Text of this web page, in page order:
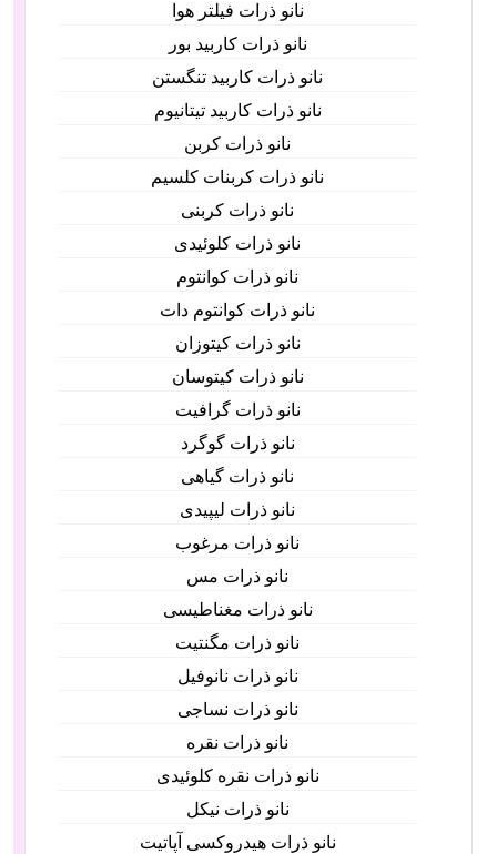
نانو ذرات فیلتر هوا
نانو ذرات کاربید بور
نانو ذرات کاربید تنگستن
نانو ذرات کاربید تیتانیوم
نانو ذرات کربن
نانو ذرات کربنات کلسیم
نانو ذرات کربنی
نانو ذرات کلوئیدی
نانو ذرات کوانتوم
نانو ذرات کوانتوم دات
نانو ذرات کیتوزان
نانو ذرات کیتوسان
نانو ذرات گرافیت
نانو ذرات گوگرد
نانو ذرات گیاهی
نانو ذرات لیپیدی
نانو ذرات مرغوب
نانو ذرات مس
نانو ذرات مغناطیسی
نانو ذرات مگنتیت
نانو ذرات نانوفیل
نانو ذرات نساجی
نانو ذرات نقره
نانو ذرات نقره کلوئیدی
نانو ذرات نیکل
نانو ذرات هیدروکسی آپاتیت